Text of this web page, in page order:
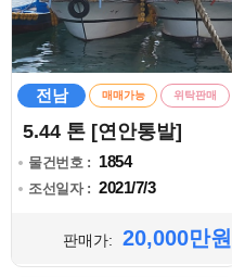
전남 매매가능 위탁판매
5.44 톤 [연안통발]
물건번호 : 1854
조선일자 : 2021/7/3
판매가: 20,000만원